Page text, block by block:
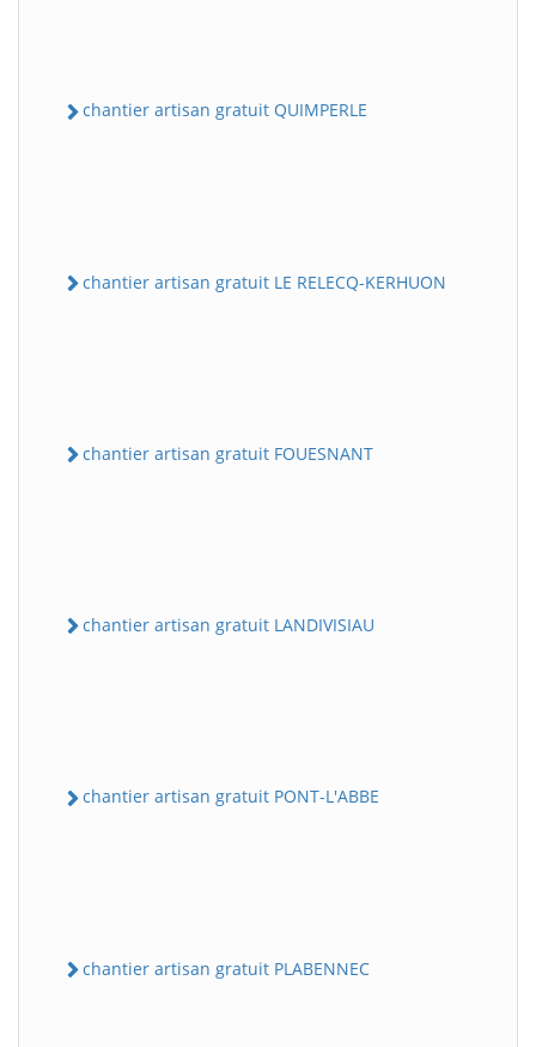
chantier artisan gratuit QUIMPERLE
chantier artisan gratuit LE RELECQ-KERHUON
chantier artisan gratuit FOUESNANT
chantier artisan gratuit LANDIVISIAU
chantier artisan gratuit PONT-L'ABBE
chantier artisan gratuit PLABENNEC